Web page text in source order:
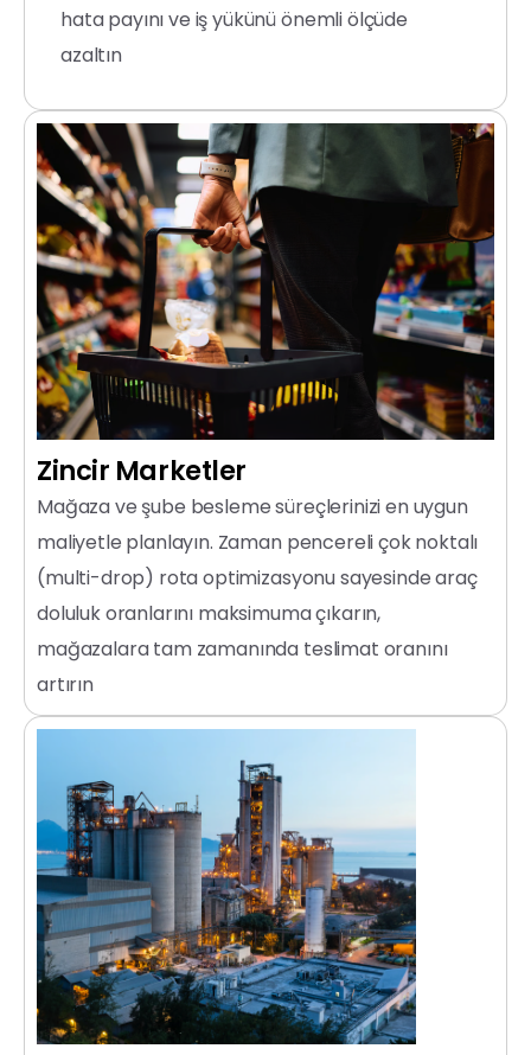
hata payını ve iş yükünü önemli ölçüde
azaltın
Zincir Marketler
Mağaza ve şube besleme süreçlerinizi en uygun
maliyetle planlayın. Zaman pencereli çok noktalı
(multi-drop) rota optimizasyonu sayesinde araç
doluluk oranlarını maksimuma çıkarın,
mağazalara tam zamanında teslimat oranını
artırın